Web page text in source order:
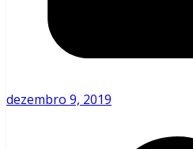
dezembro 9, 2019